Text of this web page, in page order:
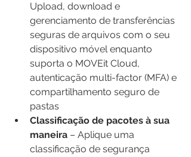
Upload, download e
gerenciamento de transferências
seguras de arquivos com o seu
dispositivo móvel enquanto
suporta o MOVEit Cloud,
autenticação multi-factor (MFA) e
compartilhamento seguro de
pastas
Classificação de pacotes à sua
maneira – Aplique uma
classificação de segurança